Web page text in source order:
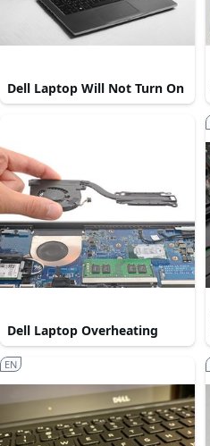
Dell Laptop Will Not Turn On
Dell Laptop Overheating
EN